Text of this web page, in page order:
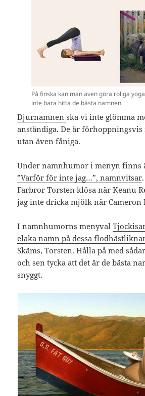
På finska kan man även göra roliga
inte bara hitta de bästa namnen.
Djurnamnenska vi inte glömma
anständiga. De är
utan även fåniga.
Under namnhumor i menyn finns
”Varför för inte jag…”, namnvitsar
Farbror Torsten klösa när Keanu
jag inte dricka mjölk när Cameron
I namnhumorns menyval
elaka namn på dessa
Skäms, Torsten. Hålla på med
och sen tycka att det är de bästa
snyggt.